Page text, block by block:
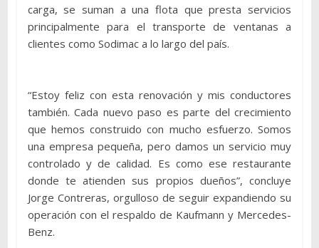
carga, se suman a una flota que presta servicios
principalmente para el transporte de ventanas a
clientes como Sodimac a lo largo del país.
“Estoy feliz con esta renovación y mis conductores
también. Cada nuevo paso es parte del crecimiento
que hemos construido con mucho esfuerzo. Somos
una empresa pequeña, pero damos un servicio muy
controlado y de calidad. Es como ese restaurante
donde te atienden sus propios dueños”, concluye
Jorge Contreras, orgulloso de seguir expandiendo su
operación con el respaldo de Kaufmann y Mercedes-
Benz.